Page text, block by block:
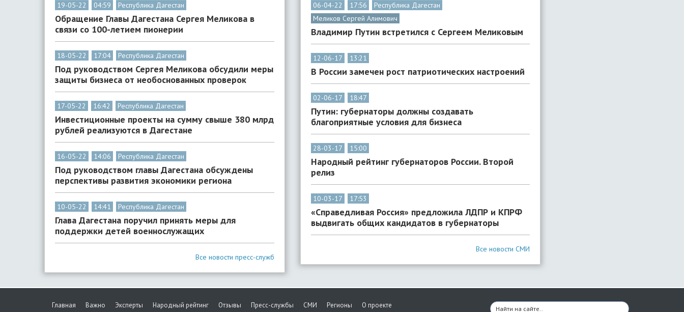
19-05-22 04:59 Республика Дагестан
Обращение Главы Дагестана Сергея Меликова в
связи со 100-летием пионерии
18-05-22 17:04 Республика Дагестан
Под руководством Сергея Меликова обсудили меры
защиты бизнеса от необоснованных проверок
17-05-22 16:42 Республика Дагестан
Инвестиционные проекты на сумму свыше 380 млрд
рублей реализуются в Дагестане
16-05-22 14:06 Республика Дагестан
Под руководством главы Дагестана обсуждены
перспективы развития экономики региона
10-05-22 14:41 Республика Дагестан
Глава Дагестана поручил принять меры для
поддержки детей военнослужащих
Все новости пресс-служб
06-04-22 17:56
Республика Дагестан
Меликов Сергей Алимович
Владимир Путин встретился с Сергеем Меликовым
12-06-17 13:21
В России замечен рост патриотических настроений
02-06-17 18:47
Путин: губернаторы должны создавать
благоприятные условия для бизнеса
28-03-17 15:00
Народный рейтинг губернаторов России. Второй
релиз
10-03-17 17:53
«Справедливая Россия» предложила ЛДПР и КПРФ
выдвигать общих кандидатов в губернаторы
Все новости СМИ
Главная Важно Эксперты Народный рейтинг Отзывы Пресс-службы СМИ Регионы О проекте